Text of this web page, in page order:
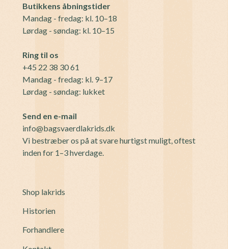
Butikkens åbningstider
Mandag - fredag: kl. 10–18
Lørdag - søndag: kl. 10–15
Ring til os
+45 22 38 30 61
Mandag - fredag: kl. 9–17
Lørdag - søndag: lukket
Send en e-mail
info@bagsvaerdlakrids.dk
Vi bestræber os på at svare hurtigst muligt, oftest
inden for 1–3 hverdage.
Shop lakrids
Historien
Forhandlere